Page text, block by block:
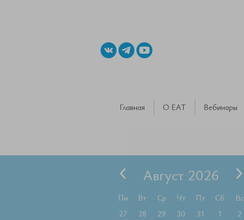
Главная О ЕАТ Вебинары
Август 2026
Пн Вт Ср Чт Пт Сб
Вс
27
28 29 30 31 1
2